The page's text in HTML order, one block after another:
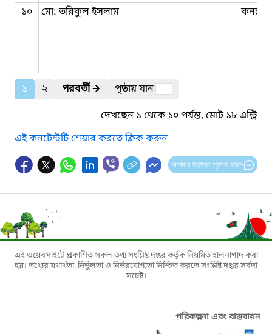
১০ মো: তরিকুল ইসলাম
১ ২ পরবর্তী🡲
পৃষ্ঠায় যান
দেখছেন ১ থেকে ১০ পর্যন্ত, মোট ১৮ এন্ট্রি
এই কনটেন্টটি শেয়ার করতে ক্লিক করুন
আপনার মতামত প্রদান করুন
এই ওয়েবসাইটে প্রকাশিত সকল তথ্য সংশ্লিষ্ট দপ্তর কর্তৃক নিয়মিত হালনাগাদ করা
হয়। তথ্যের যথার্থতা, নির্ভুলতা ও নির্ভরযোগ্যতা নিশ্চিত করতে সংশ্লিষ্ট দপ্তর সর্বদা
সচেষ্ট।
পরিকল্পনা এবং বাস্তবায়ন